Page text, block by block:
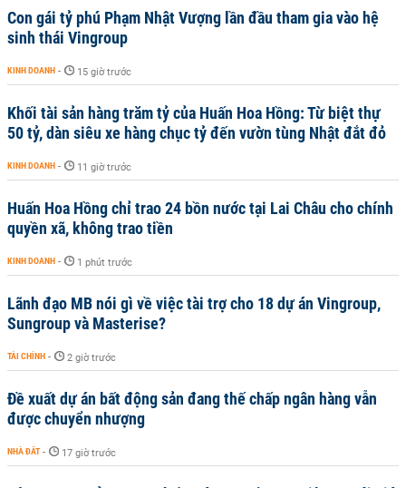
Con gái tỷ phú Phạm Nhật Vượng lần đầu tham gia vào hệ
sinh thái Vingroup
KINH DOANH - 15 giờ trước
Khối tài sản hàng trăm tỷ của Huấn Hoa Hồng: Từ biệt thự
50 tỷ, dàn siêu xe hàng chục tỷ đến vườn tùng Nhật đắt đỏ
KINH DOANH - 11 giờ trước
Huấn Hoa Hồng chỉ trao 24 bồn nước tại Lai Châu cho chính
quyền xã, không trao tiền
KINH DOANH - 1 phút trước
Lãnh đạo MB nói gì về việc tài trợ cho 18 dự án Vingroup,
Sungroup và Masterise?
TÀI CHÍNH - 2 giờ trước
Đề xuất dự án bất động sản đang thế chấp ngân hàng vẫn
được chuyển nhượng
NHÀ ĐẤT - 17 giờ trước